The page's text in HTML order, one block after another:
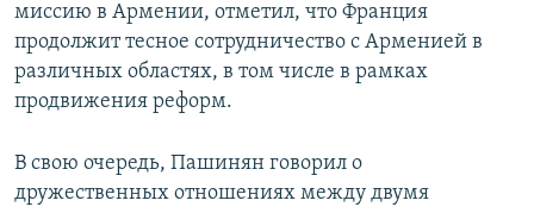
миссию в Армении, отметил, что Франция
продолжит тесное сотрудничество с Арменией в
различных областях, в том числе в рамках
продвижения реформ.
В свою очередь, Пашинян говорил о
дружественных отношениях между двумя